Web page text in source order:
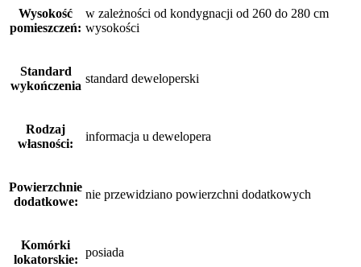
Wysokość
pomieszczeń:
w zależności od kondygnacji od 260 do 280 cm
wysokości
Standard
wykończenia
standard deweloperski
Rodzaj
własności:
informacja u dewelopera
Powierzchnie
dodatkowe:
nie przewidziano powierzchni dodatkowych
Komórki
lokatorskie:
posiada